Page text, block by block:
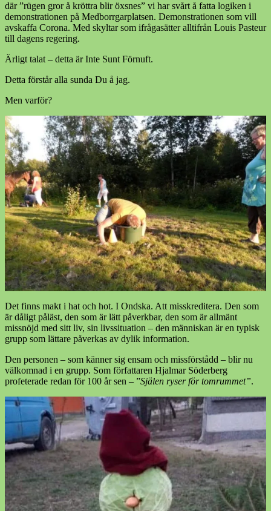
där ”rügen gror å kröttra blir öxsnes” vi har svårt å fatta logiken i
demonstrationen på Medborrgarplatsen. Demonstrationen som vill
avskaffa Corona. Med skyltar som ifrågasätter alltifrån Louis Pasteur
till dagens regering.
Ärligt talat – detta är Inte Sunt Förnuft.
Detta förstår alla sunda Du å jag.
Men varför?
Det finns makt i hat och hot. I Ondska. Att misskreditera. Den som
är dåligt påläst, den som är lätt påverkbar, den som är allmänt
missnöjd med sitt liv, sin livssituation – den människan är en typisk
grupp som lättare påverkas av dylik information.
Den personen – som känner sig ensam och missförstådd – blir nu
välkomnad i en grupp. Som författaren Hjalmar Söderberg
profeterade redan för 100 år sen – ”Själen ryser för tomrummet”.